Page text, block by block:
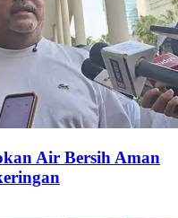
Air Bersih Aman